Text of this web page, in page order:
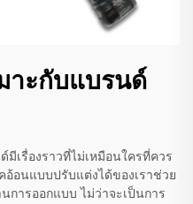
าะกับแบรนด์
มีเรื่องราวที่ไม่เหมือนใครที่ควร
อ้อนแบบปรับแต่งได้ของเราช่วย
ารออกแบบ ไม่ว่าจะเป็นการ